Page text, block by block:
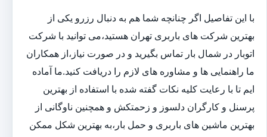
با این تفاصیل اگر چنانچه شما هم به دنبال رزرو یکی از
بهترین شرکت های باربری تهران هستید،می توانید با شرکت
اتوبار در شمال بار تماس بگیرید و در صورت نیاز،از همکاران
ما راهنمایی ها و مشاوره های لازم را دریافت کنید.ما آماده
ایم تا با رعایت کلیه نکات گفته شده با استفاده از بهترین
پرسنل و کارگران دلسوز و زحمتکش و همچنین ناوگانی از
بهترین ماشین های باربری و حمل بار،به بهترین شکل ممکن